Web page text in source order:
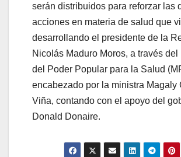
serán distribuidos para reforzar las
acciones en materia de salud que
desarrollando el presidente de la
Nicolás Maduro Moros, a través
del Poder Popular para la Salud
encabezado por la ministra Magaly
Viña, contando con el apoyo del
Donald Donaire.